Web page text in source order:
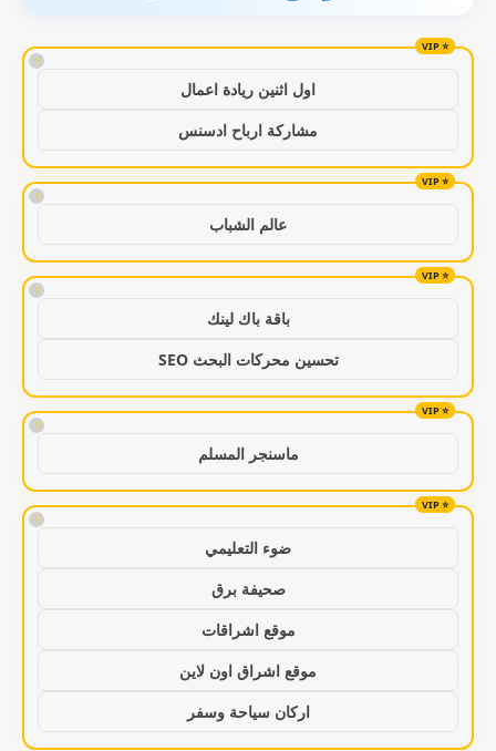
!
اول اثنين ريادة اعمال
مشاركة ارباح ادسنس
!
عالم الشباب
!
باقة باك لينك
تحسين محركات البحث SEO
!
ماسنجر المسلم
!
ضوء التعليمي
صحيفة برق
موقع اشراقات
موقع اشراق اون لاين
اركان سياحة وسفر